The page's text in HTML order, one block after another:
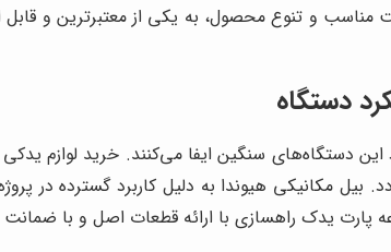
و تنوع محصول، به یکی از معتبرترین و
دستگاه
دستگاه‌های سنگین ایفا می‌کنند. خرید لوازم
مکانیکی هیوندا به دلیل کاربرد گسترده در
یدک راهسازی با ارائه قطعات اصل و با ضمانت